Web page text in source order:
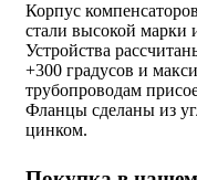
Корпус
стали высокой марки
Устройства
+300 градусов и
трубопроводам
Фланцы сделаны из
цинком.